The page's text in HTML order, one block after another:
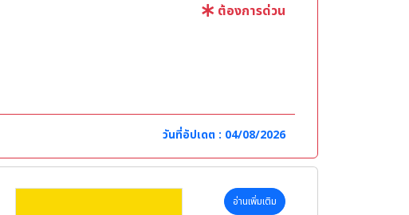
นไป
ต้องการด่วน
วันที่อัปเดต : 04/08/2026
อ่านเพิ่มเติม